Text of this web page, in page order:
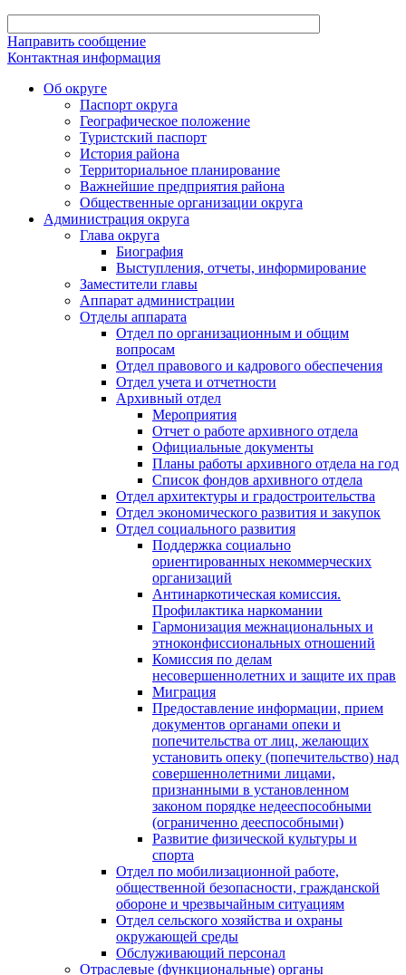
Направить сообщение
Контактная информация
Об округе
Паспорт округа
Географическое положение
Туристский паспорт
История района
Территориальное планирование
Важнейшие предприятия района
Общественные организации округа
Администрация округа
Глава округа
Биография
Выступления, отчеты, информирование
Заместители главы
Аппарат администрации
Отделы аппарата
Отдел по организационным и общим
вопросам
Отдел правового и кадрового обеспечения
Отдел учета и отчетности
Архивный отдел
Мероприятия
Отчет о работе архивного отдела
Официальные документы
Планы работы архивного отдела на год
Список фондов архивного отдела
Отдел архитектуры и градостроительства
Отдел экономического развития и закупок
Отдел социального развития
Поддержка социально
ориентированных некоммерческих
организаций
Антинаркотическая комиссия.
Профилактика наркомании
Гармонизация межнациональных и
этноконфиссиональных отношений
Комиссия по делам
несовершеннолетних и защите их прав
Миграция
Предоставление информации, прием
документов органами опеки и
попечительства от лиц, желающих
установить опеку (попечительство) над
совершеннолетними лицами,
признанными в установленном
законом порядке недееспособными
(ограниченно дееспособными)
Развитие физической культуры и
спорта
Отдел по мобилизационной работе,
общественной безопасности, гражданской
оборонe и чрезвычайным ситуациям
Отдел сельского хозяйства и охраны
окружающей среды
Обслуживающий персонал
Отраслевые (функциональные) органы